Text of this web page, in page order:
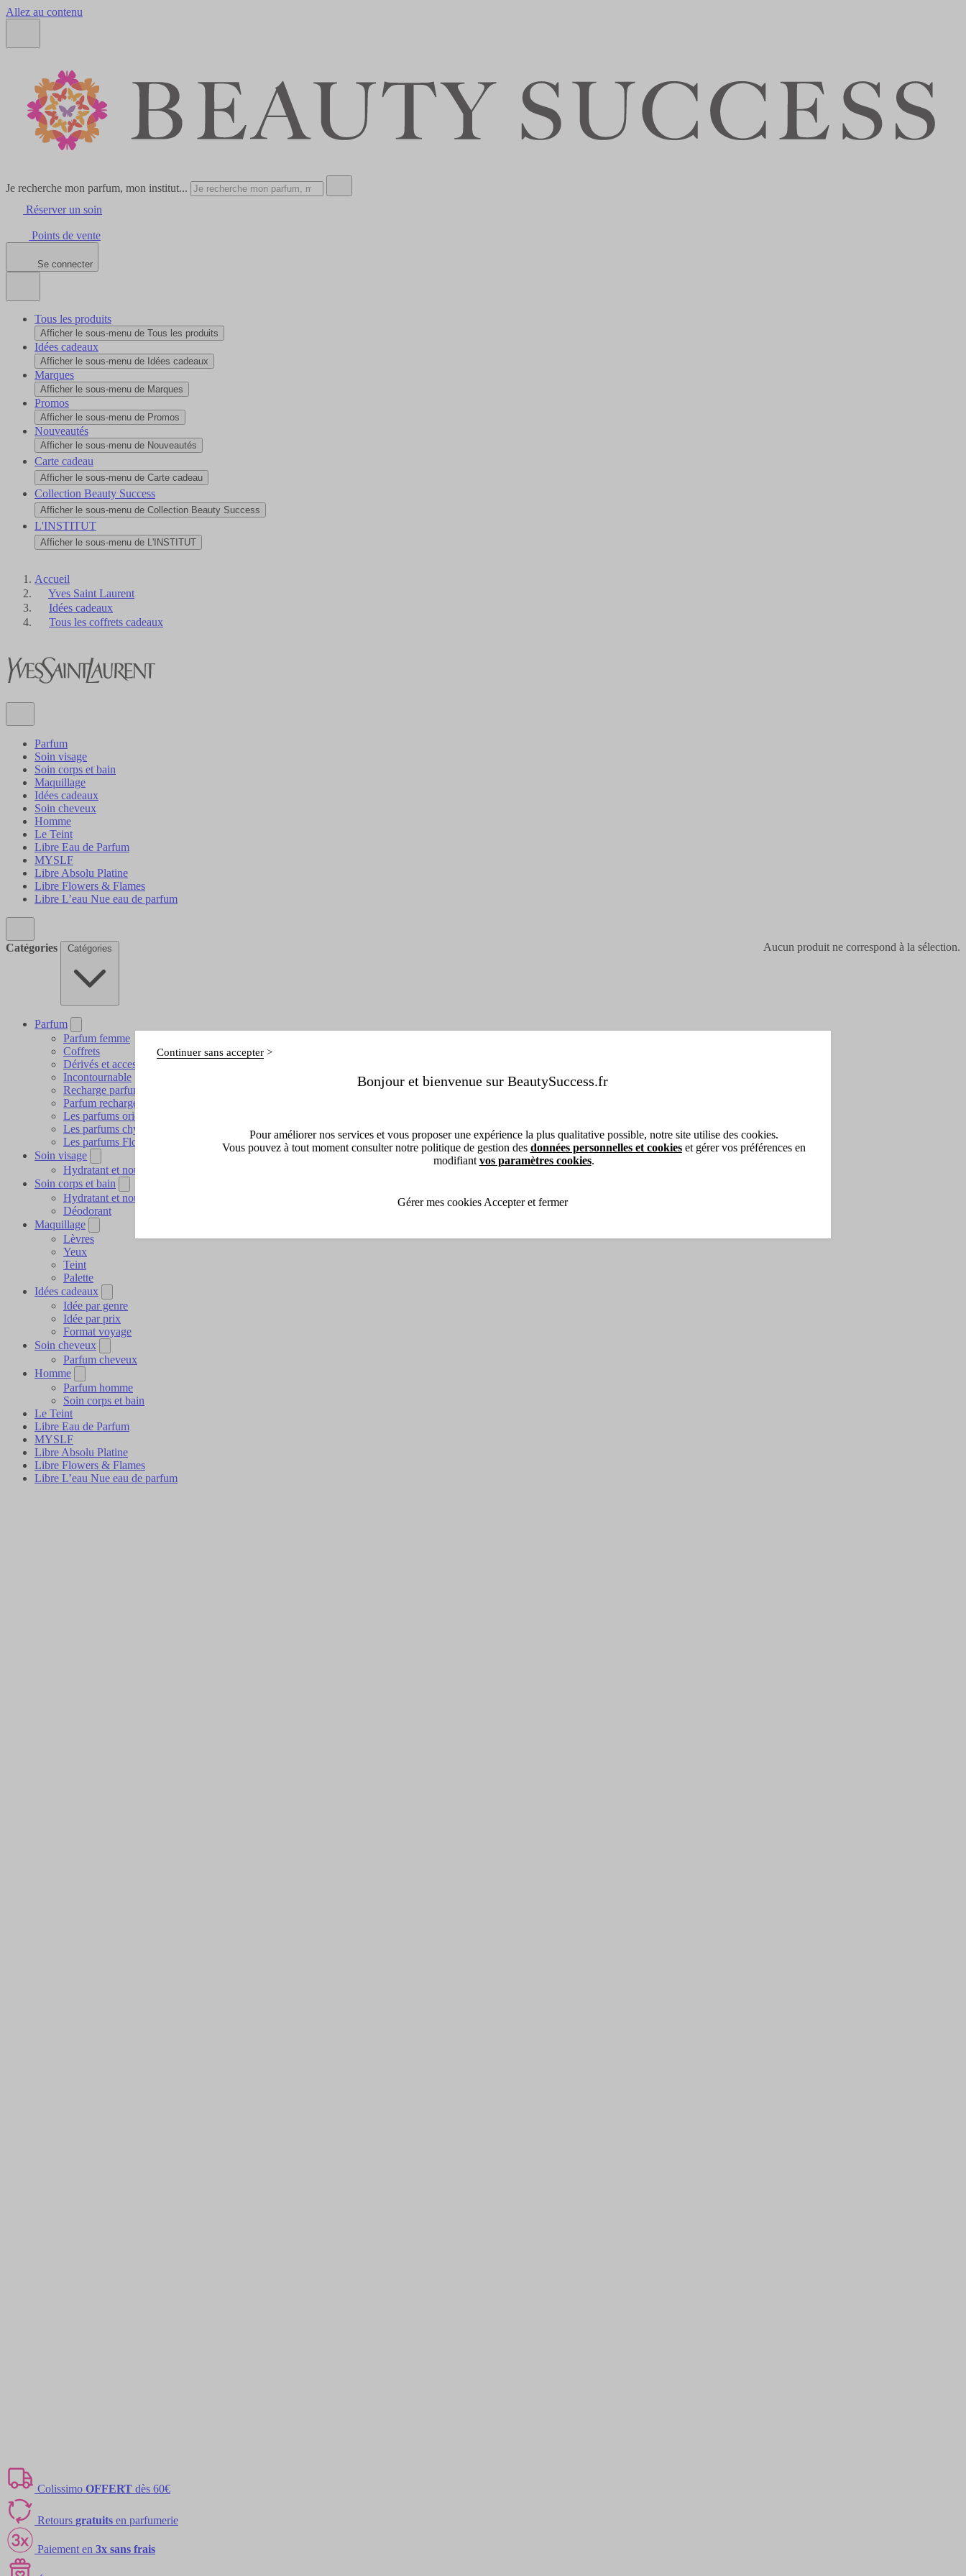
Allez au contenu
Je recherche mon parfum, mon institut...
Réserver un soin
Points de vente
Se connecter
Tous les produits
Afficher le sous-menu de Tous les produits
Idées cadeaux
Afficher le sous-menu de Idées cadeaux
Marques
Afficher le sous-menu de Marques
Promos
Afficher le sous-menu de Promos
Nouveautés
Afficher le sous-menu de Nouveautés
Carte cadeau
Afficher le sous-menu de Carte cadeau
Collection Beauty Success
Afficher le sous-menu de Collection Beauty Success
L'INSTITUT
Afficher le sous-menu de L'INSTITUT
Accueil
Yves Saint Laurent
Idées cadeaux
Tous les coffrets cadeaux
Parfum
Soin visage
Soin corps et bain
Maquillage
Idées cadeaux
Soin cheveux
Homme
Le Teint
Libre Eau de Parfum
MYSLF
Libre Absolu Platine
Libre Flowers & Flames
Libre L’eau Nue eau de parfum
Catégories Catégories
Parfum
Parfum femme
Coffrets
Dérivés et accessoires
Incontournable
Recharge parfum
Parfum rechargeable
Les parfums orientaux
Les parfums chyprés
Les parfums Floraux
Soin visage
Hydratant et nourrissant
Soin corps et bain
Hydratant et nourrissant
Déodorant
Maquillage
Lèvres
Yeux
Teint
Palette
Idées cadeaux
Idée par genre
Idée par prix
Format voyage
Soin cheveux
Parfum cheveux
Homme
Parfum homme
Soin corps et bain
Le Teint
Libre Eau de Parfum
MYSLF
Libre Absolu Platine
Libre Flowers & Flames
Libre L’eau Nue eau de parfum
Aucun produit ne correspond à la sélection.
Colissimo OFFERT dès 60€
Retours gratuits en parfumerie
Paiement en 3x sans frais
Bonjour et bienvenue sur BeautySuccess.fr
Continuer sans accepter
Pour améliorer nos services et vous proposer une expérience la plus qualitative possible, notre site utilise des cookies.
Vous pouvez à tout moment consulter notre politique de gestion des données personnelles et cookieset gérer vos préférences en
modifiant vos paramètres cookies.
Gérer mes cookies Accepter et fermer